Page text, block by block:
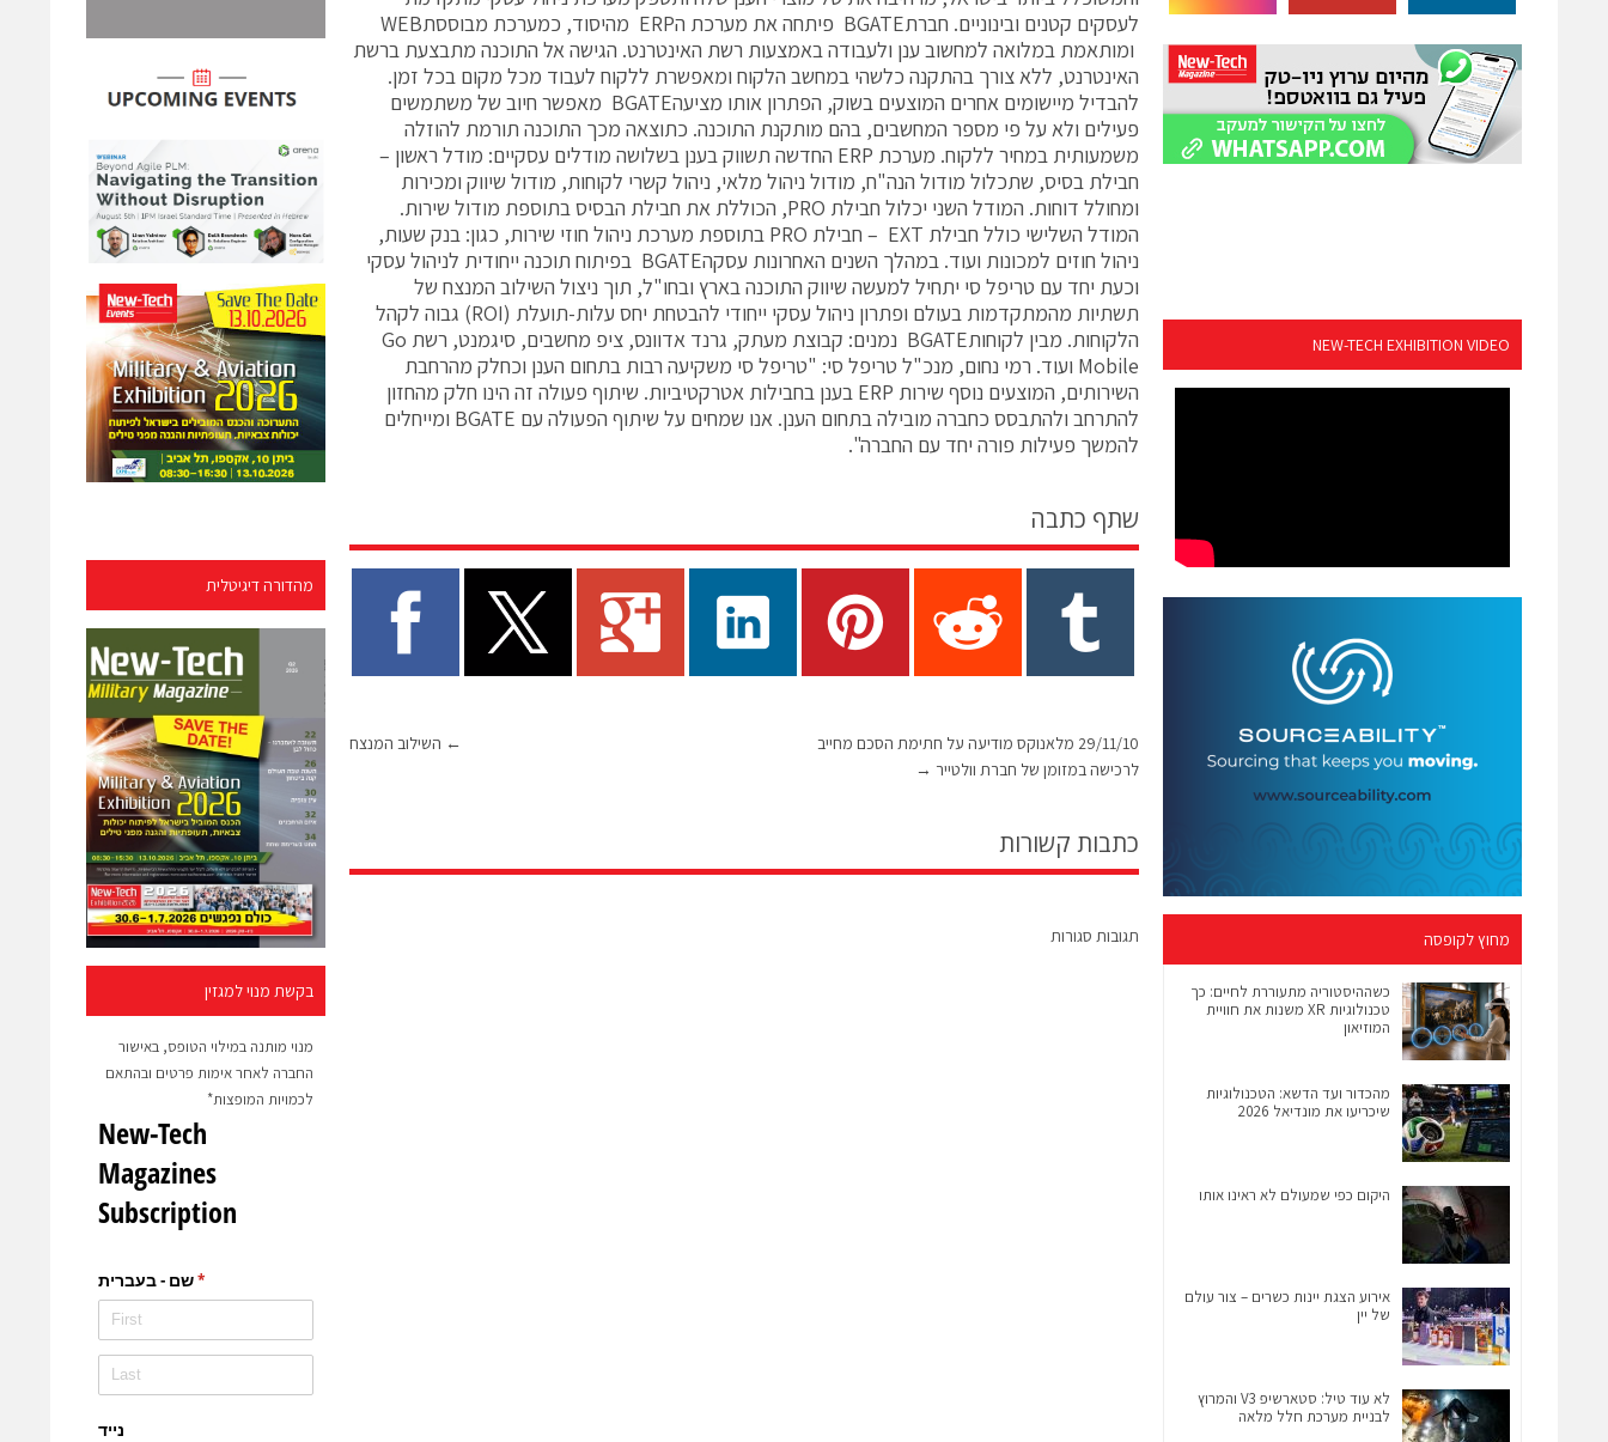
מהדורה דיגיטלית
בקשת מנוי למגזין
מנוי מותנה במילוי הטופס, באישור
החברה לאחר אימות פרטים ובהתאם
לכמויות המופצות*
לעסקים קטנים ובינוניים. חברתBGATE פיתחה את מערכת הERP מהיסוד, כמערכת מבוססתWEB
ומותאמת במלואה למחשוב ענן ולעבודה באמצעות רשת האינטרנט. הגישה אל התוכנה מתבצעת ברשת
האינטרנט, ללא צורך בהתקנה כלשהי במחשב הלקוח ומאפשרת ללקוח לעבוד מכל מקום בכל זמן.
להבדיל מיישומים אחרים המוצעים בשוק, הפתרון אותו מציעהBGATE מאפשר חיוב של משתמשים
פעילים ולא על פי מספר המחשבים, בהם מותקנת התוכנה. כתוצאה מכך התוכנה תורמת להוזלה
משמעותית במחיר ללקוח. מערכת ERP החדשה תשווק בענן בשלושה מודלים עסקיים: מודל ראשון –
חבילת בסיס, שתכלול מודול הנה"ח, מודול ניהול מלאי, ניהול קשרי לקוחות, מודול שיווק ומכירות
ומחולל דוחות. המודל השני יכלול חבילת PRO, הכוללת את חבילת הבסיס בתוספת מודול שירות.
המודל השלישי כולל חבילת EXT – חבילת PRO בתוספת מערכת ניהול חוזי שירות, כגון: בנק שעות,
ניהול חוזים למכונות ועוד. במהלך השנים האחרונות עסקהBGATE בפיתוח תוכנה ייחודית לניהול עסקי
וכעת יחד עם טריפל סי יתחיל למעשה שיווק התוכנה בארץ ובחו"ל, תוך ניצול השילוב המנצח של
תשתיות מהמתקדמות בעולם ופתרון ניהול עסקי ייחודי להבטחת יחס עלות-תועלת (ROI) גבוה לקהל
הלקוחות. מבין לקוחותBGATE נמנים: קבוצת מעתק, גרנד אדוונס, ציפ מחשבים, סיגמנט, רשת Go
Mobile ועוד. רמי נחום, מנכ"ל טריפל סי: "טריפל סי משקיעה רבות בתחום הענן וכחלק מהרחבת
השירותים, המוצעים נוסף שירות ERP בענן בחבילות אטרקטיביות. שיתוף פעולה זה הינו חלק מהחזון
להתרחב ולהתבסס כחברה מובילה בתחום הענן. אנו שמחים על שיתוף הפעולה עם BGATE ומייחלים
להמשך פעילות פורה יחד עם החברה".
שתף כתבה
← השילוב המנצח
29/11/10 מלאנוקס מודיעה על חתימת הסכם מחייב
לרכישה במזומן של חברת וולטייר →
כתבות קשורות
תגובות סגורות
NEW-TECH EXHIBITION VIDEO
מחוץ לקופסה
כשההיסטוריה מתעוררת לחיים: כך
טכנולוגיות XR משנות את חוויית
המוזיאון
מהכדור ועד הדשא: הטכנולוגיות
שיכריעו את מונדיאל 2026
היקום כפי שמעולם לא ראינו אותו
אירוע הצגת יינות כשרים – צור עולם
של יין
לא עוד טיל: סטארשיפ V3 והמרוץ
לבניית מערכת חלל מלאה